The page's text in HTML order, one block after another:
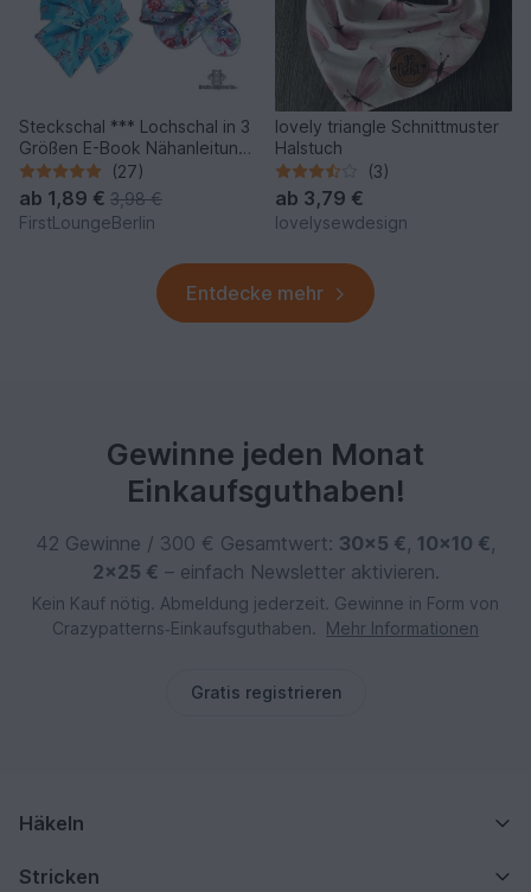
Steckschal *** Lochschal in 3
Größen E-Book Nähanleitung
für die ganze Familie Nähen
Design von firstloungeberlin
(27)
ab 1,89 € 3,98 €
FirstLoungeBerlin
lovely triangle Schnittmuster
Halstuch
(3)
ab 3,79 €
lovelysewdesign
Entdecke mehr
Gewinne jeden Monat
Einkaufsguthaben!
42 Gewinne / 300 € Gesamtwert: 30×5 €, 10×10 €,
2×25 € – einfach Newsletter aktivieren.
Kein Kauf nötig. Abmeldung jederzeit. Gewinne in Form von
Crazypatterns‑Einkaufsguthaben.
Mehr Informationen
Gratis registrieren
Häkeln
Stricken